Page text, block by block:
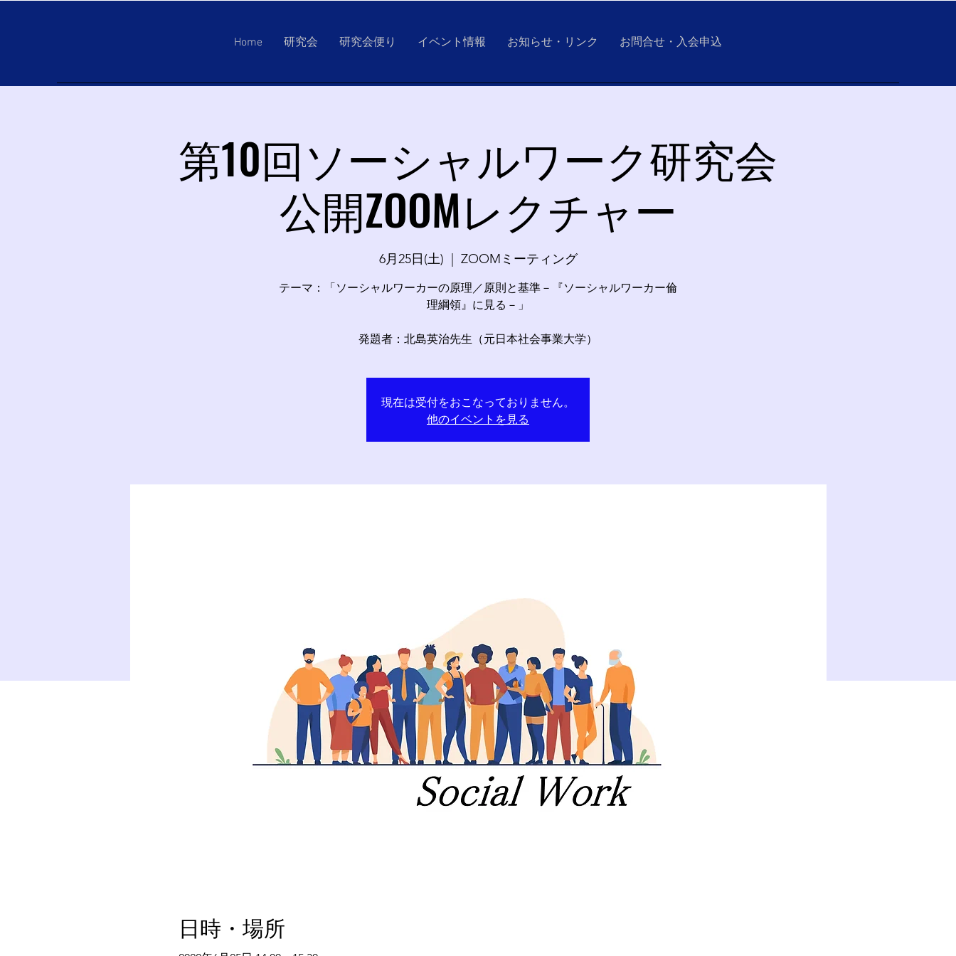
Home 研究会 研究会便り イベント情報 お知らせ・リンク お問合せ・入会申込
第10回ソーシャルワーク研究会
公開ZOOMレクチャー
6月25日(土) ZOOMミーティング
テーマ：「ソーシャルワーカーの原理／原則と基準－『ソーシャルワーカー倫
理綱領』に見る－」
発題者：北島英治先生（元日本社会事業大学）
現在は受付をおこなっておりません。
他のイベントを見る
日時・場所